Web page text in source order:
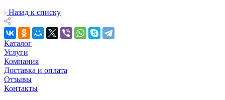
Назад к списку
Каталог
Услуги
Компания
Доставка и оплата
Отзывы
Контакты